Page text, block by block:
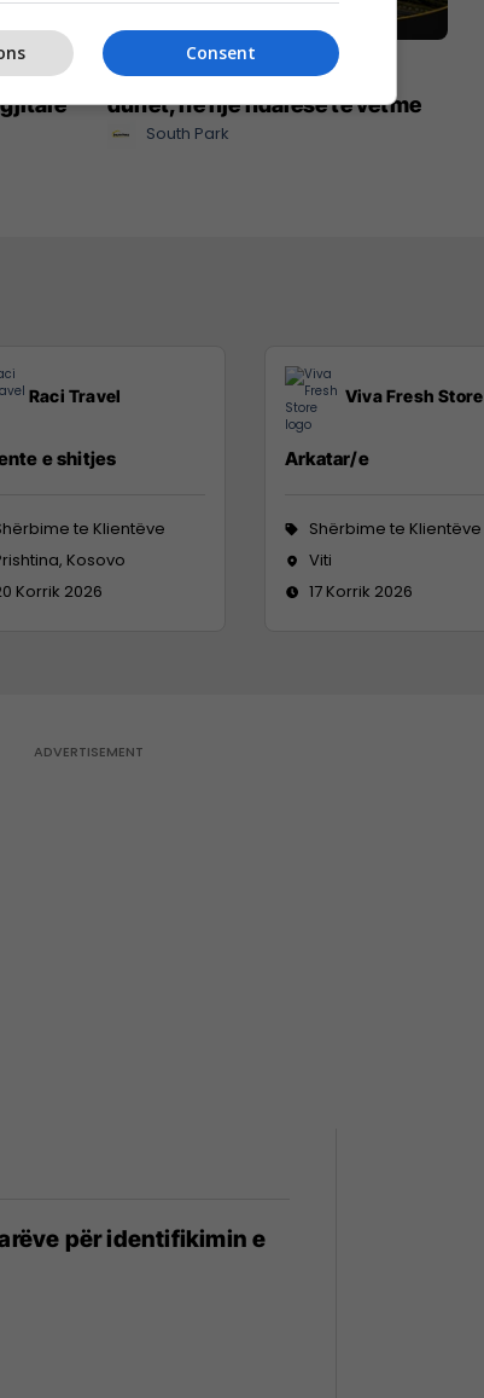
South Park – gjithçka që të
duhet, në një ndalesë të vetme
South Park
Raci Travel
e shitjes
te Klientëve
Kosovo
Korrik 2026
Viva Fresh Store
Arkatar/e
Shërbime te Klientëve
Viti
17 Korrik 2026
për identifikimin e
Consent